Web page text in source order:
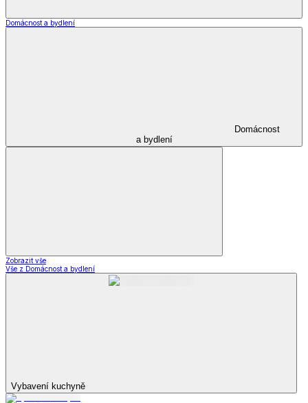
Domácnost a bydlení
Domácnost
a bydlení
Zobrazit vše
Vše z Domácnost a bydlení
Vybavení kuchyně